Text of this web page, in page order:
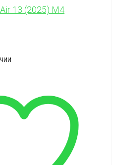
13 (2025) M4